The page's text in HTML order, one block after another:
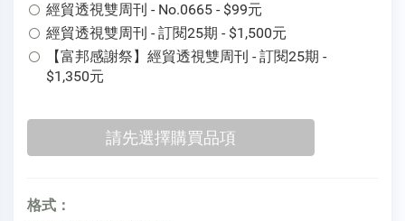
經貿透視雙周刊 - No.0665 - $99元
經貿透視雙周刊 - 訂閱25期 - $1,500元
【富邦感謝祭】經貿透視雙周刊 - 訂閱25期 -
$1,350元
格式：